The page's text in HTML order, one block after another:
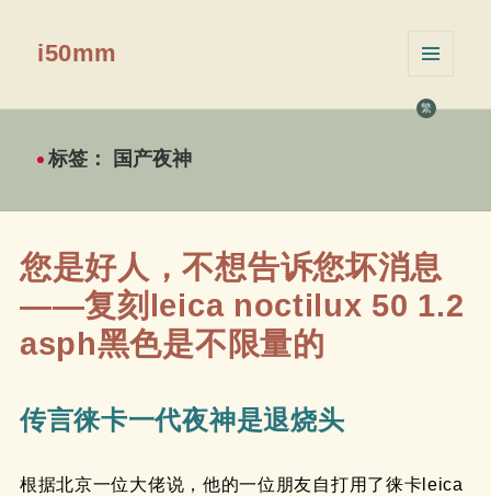
繁
i50mm
挂件
标签： 国产夜神
您是好人，不想告诉您坏消息
——复刻leica noctilux 50 1.2
asph黑色是不限量的
传言徕卡一代夜神是退烧头
根据北京一位大佬说，他的一位朋友自打用了徕卡leica